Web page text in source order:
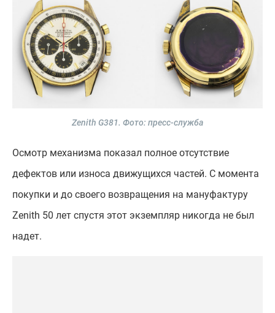
Zenith G381. Фото: пресс-служба
Осмотр механизма показал полное отсутствие
дефектов или износа движущихся частей. С момента
покупки и до своего возвращения на мануфактуру
Zenith 50 лет спустя этот экземпляр никогда не был
надет.